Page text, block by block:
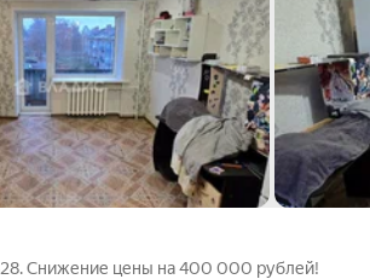
Снижение цены на 400 000 рублей!